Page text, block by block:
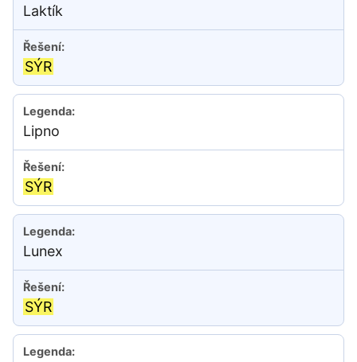
Laktík
SÝR
Lipno
SÝR
Lunex
SÝR